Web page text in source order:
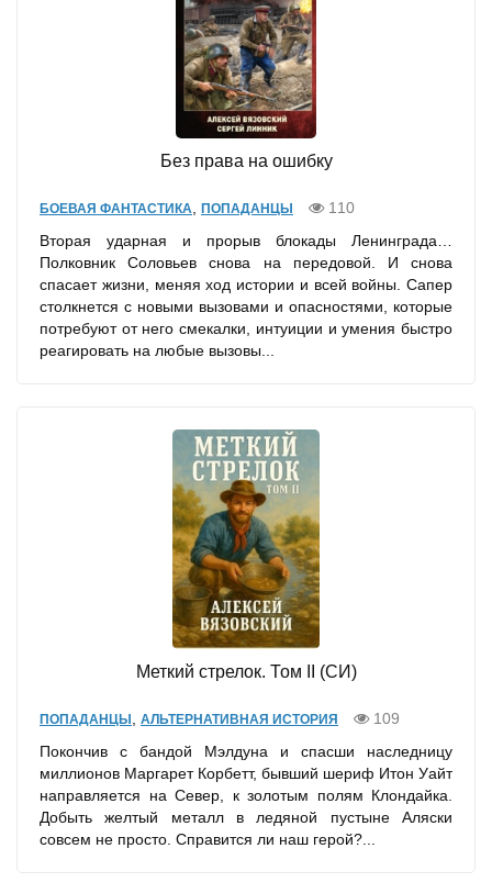
Без права на ошибку
БОЕВАЯ ФАНТАСТИКА ПОПАДАНЦЫ
110
Вторая ударная и прорыв блокады Ленинграда…
Полковник Соловьев снова на передовой. И снова
спасает жизни, меняя ход истории и всей войны. Сапер
столкнется с новыми вызовами и опасностями, которые
потребуют от него смекалки, интуиции и умения быстро
реагировать на любые вызовы...
Меткий стрелок. Том II (СИ)
ПОПАДАНЦЫ АЛЬТЕРНАТИВНАЯ ИСТОРИЯ
109
Покончив с бандой Мэлдуна и спасши наследницу
миллионов Маргарет Корбетт, бывший шериф Итон Уайт
направляется на Север, к золотым полям Клондайка.
Добыть желтый металл в ледяной пустыне Аляски
совсем не просто. Справится ли наш герой?...